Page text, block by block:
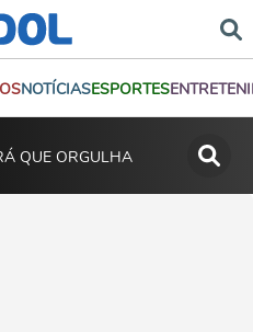
NOTÍCIASESPORTES
QUE ORGULHA